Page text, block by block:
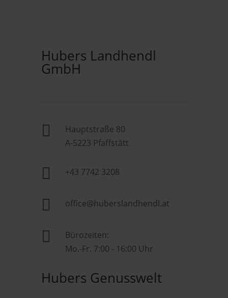
Hubers Landhendl
GmbH

Hauptstraße 80
A-5223 Pfaffstätt
 +43 7742 3208
 office@huberslandhendl.at

Bürozeiten:
Mo.-Fr. 7:00 - 16:00 Uhr
Hubers Genusswelt